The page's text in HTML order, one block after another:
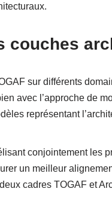
couches
sur différents
avec l’approche de
représentant
conjointement les
un meilleur
cadres TOGAF et